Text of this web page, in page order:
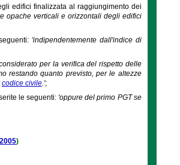
edifici finalizzata al raggiungimento dei
opache verticali e orizzontali degli edifici
'indipendentemente dall'indice di
per la verifica del rispetto delle
restando quanto previsto, per le altezze
codice civile.';
le seguenti: 'oppure del primo PGT se
)